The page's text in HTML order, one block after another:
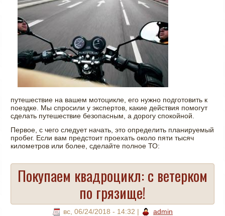
путешествие на вашем мотоцикле, его нужно подготовить к
поездке. Мы спросили у экспертов, какие действия помогут
сделать путешествие безопасным, а дорогу спокойной.
Первое, с чего следует начать, это определить планируемый
пробег. Если вам предстоит проехать около пяти тысяч
километров или более, сделайте полное ТО:
Покупаем квадроцикл: с ветерком
по грязище!
вс, 06/24/2018 - 14:32 | admin